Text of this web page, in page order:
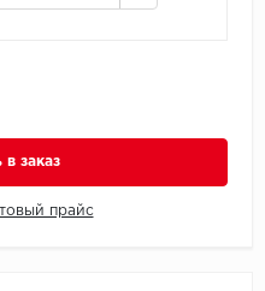
в заказ
прайс